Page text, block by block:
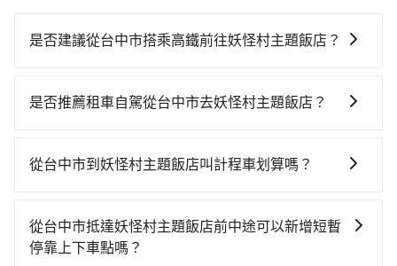
是否建議從台中市搭乘高鐵前往妖怪村主題飯店？
貴、費時、轉車麻煩！台中-彰化就算尖峰時刻，一天也
步行或搭乘公車前往台中高鐵站，接著在站內購買高鐵
中站前往彰化高鐵站，每人票價130元，再用5分鐘出
站、等待車站前排班的計程車，搭上小黃後約花55分
是否推薦租車自駕從台中市去妖怪村主題飯店？
時不需要閉目養神（因為要自己開車），最重要的是你
$115~205承租小轎車，每公里再額外加收$3.2，從台中
市（烏日區）到妖怪村主題飯店的花費預估為
從台中市到妖怪村主題飯店叫計程車划算嗎？
灣大車隊、Uber、Line Taxi、Yoxi等，如果在路邊攔不
到車，也可考慮打電話至yoxi車隊等叫車看看。依照里
從台中市抵達妖怪村主題飯店前中途可以新增短暫
停靠上下車點嗎？